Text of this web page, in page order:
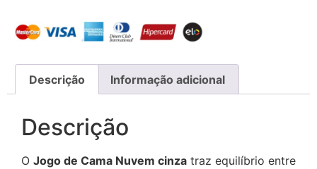
Descrição Informação adicional
Descrição
O Jogo de Cama Nuvem cinza traz equilíbrio entre